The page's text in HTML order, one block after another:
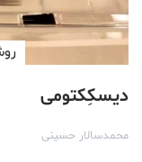
دیسکِکتومی
محمد‌سالار حسینی